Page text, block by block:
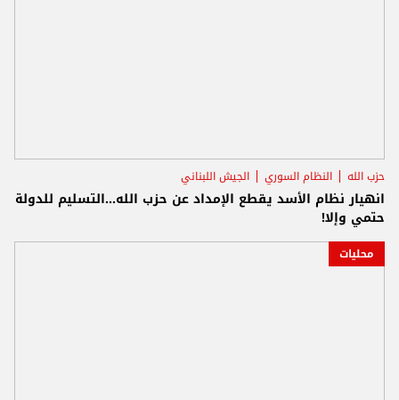
حزب الله النظام السوري الجيش اللبناني
انهيار نظام الأسد يقطع الإمداد عن حزب الله...التسليم للدولة
حتمي وإلا!
محليات